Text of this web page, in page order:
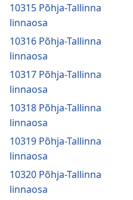
10315 Põhja-Tallinna
linnaosa
10316 Põhja-Tallinna
linnaosa
10317 Põhja-Tallinna
linnaosa
10318 Põhja-Tallinna
linnaosa
10319 Põhja-Tallinna
linnaosa
10320 Põhja-Tallinna
linnaosa